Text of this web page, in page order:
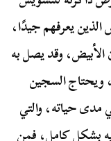
يعرفهم جيدًا،
الأبيض، وقد يصل به
ويحتاج السجين
حياته، والتي
بشكل كامل، فمن